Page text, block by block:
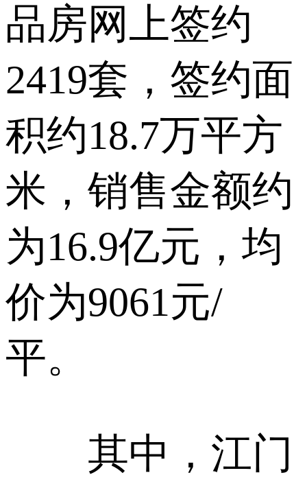
品房网上签约
2419套，签约面
积约18.7万平方
米，销售金额约
为16.9亿元，均
价为9061元/
平。
其中，江门